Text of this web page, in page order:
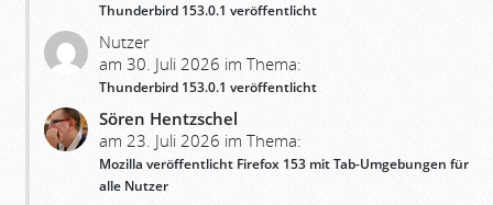
Thunderbird 153.0.1 veröffentlicht
Nutzer
am 30. Juli 2026 im Thema:
Thunderbird 153.0.1 veröffentlicht
Sören Hentzschel
am 23. Juli 2026 im Thema:
Mozilla veröffentlicht Firefox 153 mit Tab-Umgebungen für
alle Nutzer